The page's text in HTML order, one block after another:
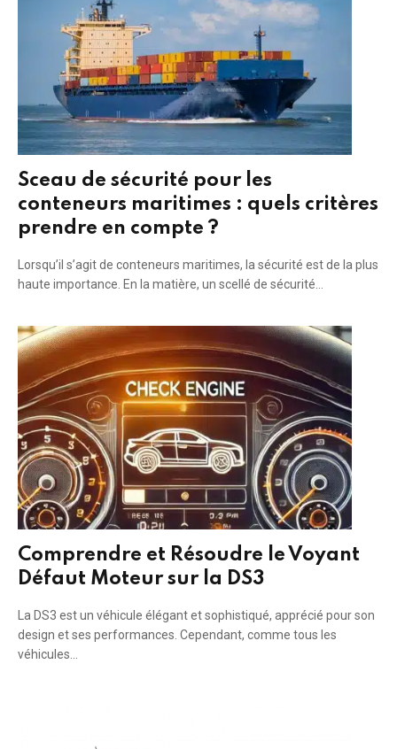
Sceau de sécurité pour les
conteneurs maritimes : quels critères
prendre en compte ?
Lorsqu’il s’agit de conteneurs maritimes, la sécurité est de la plus
haute importance. En la matière, un scellé de sécurité…
Comprendre et Résoudre le Voyant
Défaut Moteur sur la DS3
La DS3 est un véhicule élégant et sophistiqué, apprécié pour son
design et ses performances. Cependant, comme tous les
véhicules…